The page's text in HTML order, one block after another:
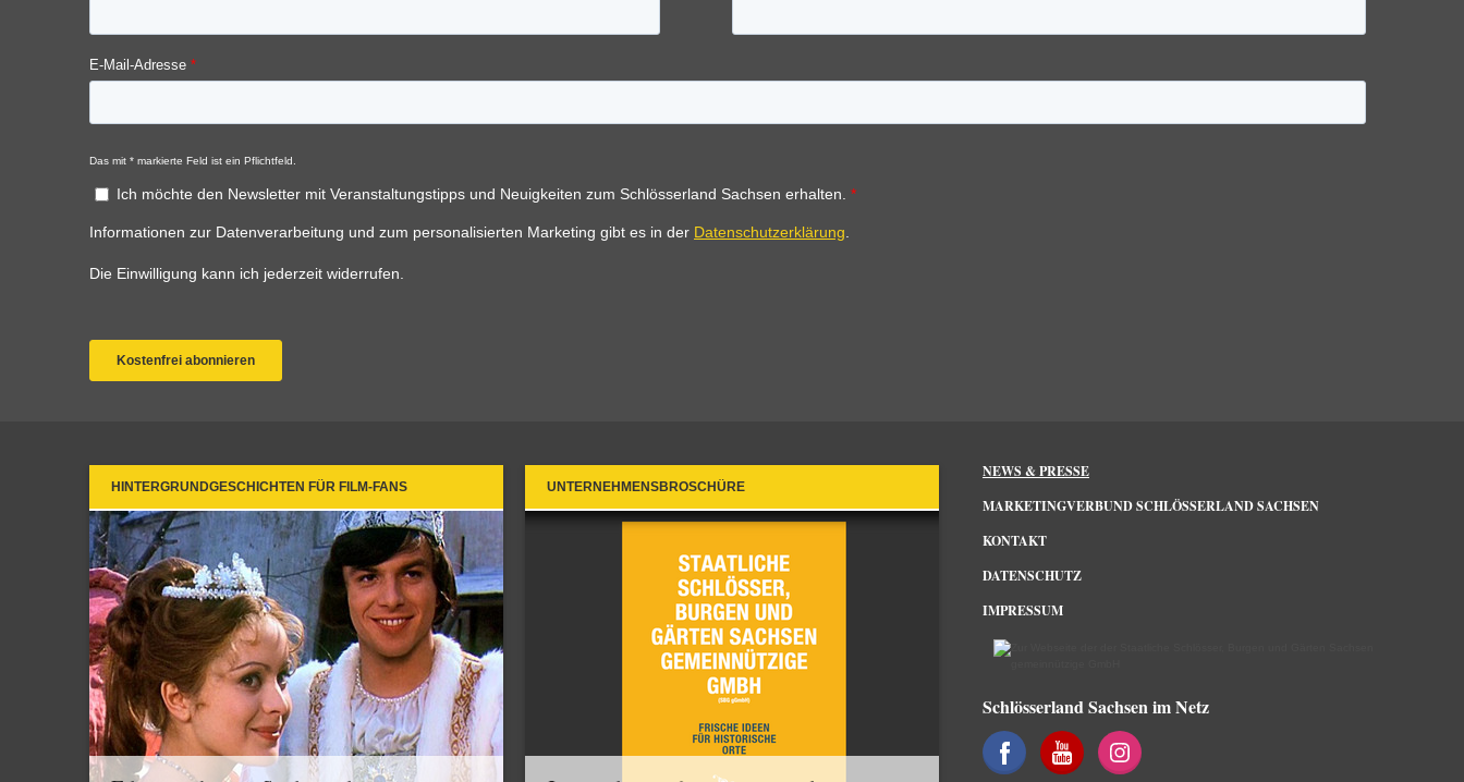
HINTERGRUNDGESCHICHTEN FÜR FILM-FANS UNTERNEHMENSBROSCHÜRE
NEWS & PRESSE
MARKETINGVERBUND SCHLÖSSERLAND SACHSEN
KONTAKT
DATENSCHUTZ
IMPRESSUM
Schlösserland Sachsen im Netz